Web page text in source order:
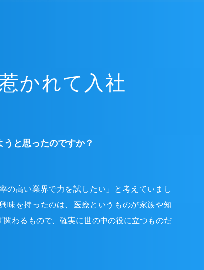
かれて入社
と思ったのですか？
の高い業界で力を試したい」と考えていまし
味を持ったのは、医療というものが家族や知
わるもので、確実に世の中の役に立つものだ